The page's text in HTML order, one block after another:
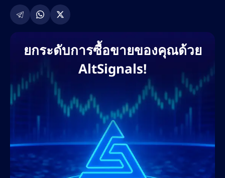
และการตลาดคอนเทนต์ที่ขับเคลื่อนด้วย AI เขา
เคยร่วมงานกับแพลตฟอร์มแลกเปลี่ยนคริปโต
ชั้นนำ โบรกเกอร์ฟอเร็กซ์ โครงการ DeFi และ
แพลตฟอร์มการศึกษาด้านการซื้อขาย เพื่อช่วย
ให้แบรนด์ต่างๆ ขยายการเข้าถึงบนโลกดิจิทัล
และครองอันดับการค้นหา แนวทางที่ขับเคลื่อน
ด้วยข้อมูลของเขาช่วยให้มั่นใจได้ว่าจะได้รับ
ROI สูงสุด การมีส่วนร่วมของผู้ใช้ และการสร้าง
ลีดสูงสุด ผ่านบล็อกที่ปรับแต่ง SEO หน้าแลนดิ้ง
เพจ และกลยุทธ์คอนเทนต์ที่เน้นการแปลงเป็น
ลูกค้า
ก่อนร่วมงานกับ AltSignals ในเดือนกุมภาพันธ์
ยกระดับการซื้อขายของคุณด้วย
AltSignals!